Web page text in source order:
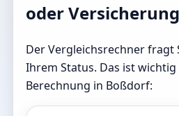
oder
Der Vergleichsrechner fragt
Ihrem Status. Das ist
Berechnung in Boßdorf: